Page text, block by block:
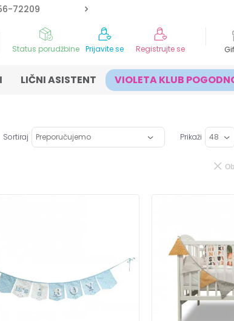
72209
Prijavite se Registrujte se
Status porudžbine
LIČNI ASISTENT VIOLETA KLUB
Sortiraj Prikaži